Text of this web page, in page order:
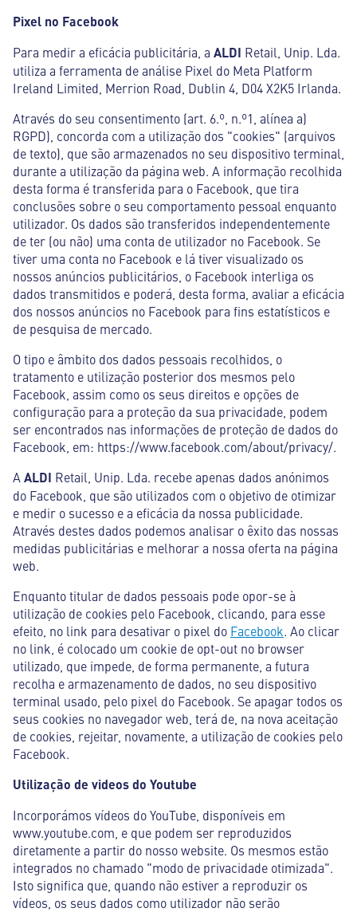
Pixel no Facebook
Para medir a eficácia publicitária, a ALDI Retail, Unip. Lda.
utiliza a ferramenta de análise Pixel do Meta Platform
Ireland Limited, Merrion Road, Dublin 4, D04 X2K5 Irlanda.
Através do seu consentimento (art. 6.º, n.º1, alínea a)
RGPD), concorda com a utilização dos "cookies" (arquivos
de texto), que são armazenados no seu dispositivo terminal,
durante a utilização da página web. A informação recolhida
desta forma é transferida para o Facebook, que tira
conclusões sobre o seu comportamento pessoal enquanto
utilizador. Os dados são transferidos independentemente
de ter (ou não) uma conta de utilizador no Facebook. Se
tiver uma conta no Facebook e lá tiver visualizado os
nossos anúncios publicitários, o Facebook interliga os
dados transmitidos e poderá, desta forma, avaliar a eficácia
dos nossos anúncios no Facebook para fins estatísticos e
de pesquisa de mercado.
O tipo e âmbito dos dados pessoais recolhidos, o
tratamento e utilização posterior dos mesmos pelo
Facebook, assim como os seus direitos e opções de
configuração para a proteção da sua privacidade, podem
ser encontrados nas informações de proteção de dados do
Facebook, em: https://www.facebook.com/about/privacy/.
A ALDI Retail, Unip. Lda. recebe apenas dados anónimos
do Facebook, que são utilizados com o objetivo de otimizar
e medir o sucesso e a eficácia da nossa publicidade.
Através destes dados podemos analisar o êxito das nossas
medidas publicitárias e melhorar a nossa oferta na página
web.
Enquanto titular de dados pessoais pode opor-se à
utilização de cookies pelo Facebook, clicando, para esse
efeito, no link para desativar o pixel do Facebook. Ao clicar
no link, é colocado um cookie de opt-out no browser
utilizado, que impede, de forma permanente, a futura
recolha e armazenamento de dados, no seu dispositivo
terminal usado, pelo pixel do Facebook. Se apagar todos os
seus cookies no navegador web, terá de, na nova aceitação
de cookies, rejeitar, novamente, a utilização de cookies pelo
Facebook.
Utilização de videos do Youtube
Incorporámos vídeos do YouTube, disponíveis em
www.youtube.com, e que podem ser reproduzidos
diretamente a partir do nosso website. Os mesmos estão
integrados no chamado "modo de privacidade otimizada".
Isto significa que, quando não estiver a reproduzir os
vídeos, os seus dados como utilizador não serão